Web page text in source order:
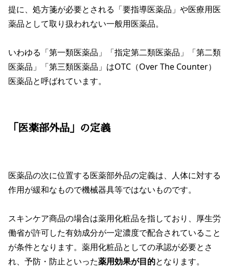
提に、処方箋が必要とされる「要指導医薬品」や医療用医
薬品として取り扱われない一般用医薬品。
いわゆる「第一類医薬品」「指定第二類医薬品」「第二類
医薬品」「第三類医薬品」はOTC（Over The Counter）
医薬品と呼ばれています。
「医薬部外品」の定義
医薬品の次に位置する医薬部外品の定義は、人体に対する
作用が緩和なもので機械器具等ではないものです。
スキンケア商品の場合は薬用化粧品を指しており、厚生労
働省が許可した有効成分が一定濃度で配合されていること
が条件となります。薬用化粧品としての承認が必要とさ
れ、予防・防止といった薬用効果が目的となります。